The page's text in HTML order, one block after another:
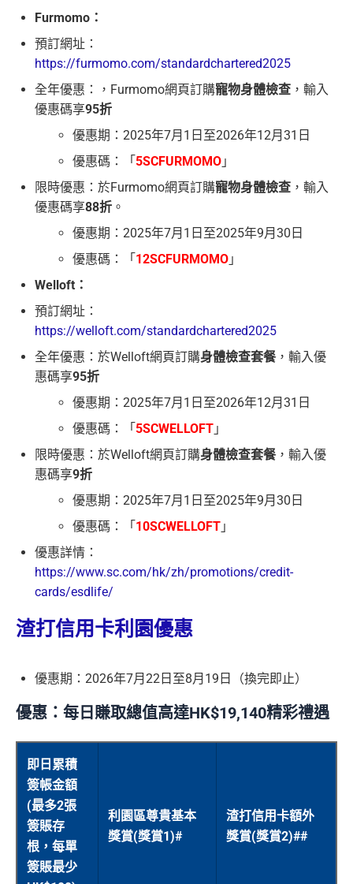
Furmomo：
預訂網址：
https://furmomo.com/standardchartered2025
全年優惠：，Furmomo網頁訂購寵物身體檢查 ，輸入
優惠碼享95折
優惠期：2025年7月1日至2026年12月31日
優惠碼：「 5SCFURMOMO 」
限時優惠：於Furmomo網頁訂購寵物身體檢查 ，輸入
優惠碼享88折 。
優惠期：2025年7月1日至2025年9月30日
優惠碼：「 12SCFURMOMO 」
Welloft：
預訂網址：
https://welloft.com/standardchartered2025
全年優惠：於Welloft網頁訂購身體檢查套餐，輸入優
惠碼享95折
優惠期：2025年7月1日至2026年12月31日
優惠碼：「 5SCWELLOFT 」
限時優惠：於Welloft網頁訂購身體檢查套餐，輸入優
惠碼享9折
優惠期：2025年7月1日至2025年9月30日
優惠碼：「 10SCWELLOFT 」
優惠詳情：
https://www.sc.com/hk/zh/promotions/credit-
cards/esdlife/
渣打信用卡利園優惠
優惠期：2026年7月22日至8月19日（換完即止）
優惠：每日賺取總值高達HK$19,140精彩禮遇
即日累積
簽帳金額
(最多2張
簽賬存
根，每單
簽賬最少
利園區尊貴基本
獎賞(獎賞1)#
渣打信用卡額外
獎賞(獎賞2)##